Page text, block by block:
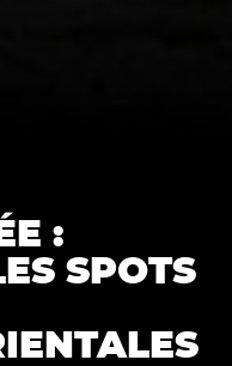
:
SPOTS